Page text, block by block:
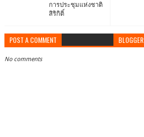
การประชุมแห่งชาติ
สิริกิติ์
POST A COMMENT BLOGGER
No comments